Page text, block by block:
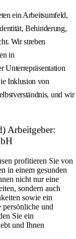
ein Arbeitsumfeld,
Behinderung,
Wir streben
in
Unterrepräsentation
Inklusion von
und wir
Arbeitgeber:
profitieren Sie von
in einem gesunden
nicht nur eine
sondern auch
sowie ein
persönliche und
Sie ein
und Ihnen